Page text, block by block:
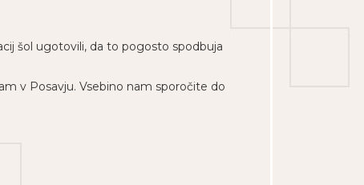
šol ugotovili, da to pogosto spodbuja
v Posavju. Vsebino nam sporočite do